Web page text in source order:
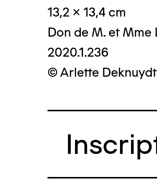
13,2 x 13,4 cm
Don de M. et Mme
2020.1.236
© Arlette Deknuydt